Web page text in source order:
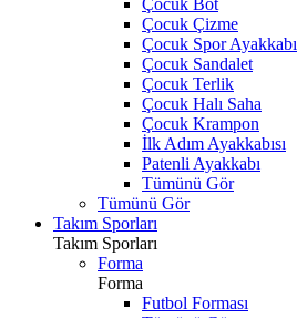
Çocuk Bot
Çocuk Çizme
Çocuk Spor Ayakkabı
Çocuk Sandalet
Çocuk Terlik
Çocuk Halı Saha
Çocuk Krampon
İlk Adım Ayakkabısı
Patenli Ayakkabı
Tümünü Gör
Tümünü Gör
Takım Sporları
Takım Sporları
Forma
Forma
Futbol Forması